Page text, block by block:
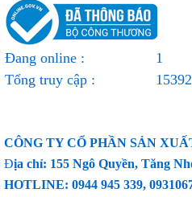
Đang online :
1
Tổng truy cập :
CÔNG TY CỔ PHẦN SẢN
Địa chỉ: 155 Ngô Quyền, Tăng
HOTLINE: 0944 945 339,